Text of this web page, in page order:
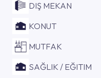
DIŞ MEKAN
KONUT
MUTFAK
SAĞLIK / EĞITIM